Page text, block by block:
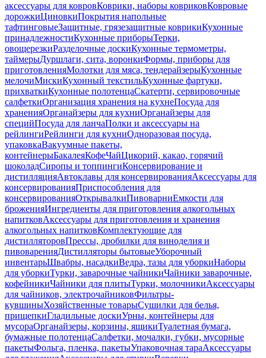
аксессуары для ковровКоврики, наборы ковриковКовровые
дорожкиЦиновкиПокрытия напольные
тафтинговыеЗащитные, грязезащитные коврикиКухонные
принадлежностиКухонные приборыТерки,
овощерезкиРазделочные доскиКухонные термометры,
таймерыДуршлаги, сита, воронкиФормы, приборы для
приготовленияМолотки для мяса, тендерайзерыКухонные
мелочиМискиКухонный текстильКухонные фартуки,
прихваткиКухонные полотенцаСкатерти, сервировочные
салфеткиОрганизация хранения на кухнеПосуда для
храненияОрганайзеры для кухниОрганайзеры для
специйПосуда для ланчаПолки и аксессуары на
рейлингиРейлинги для кухниОдноразовая посуда,
упаковкаВакуумные пакеты,
контейнерыБакалеяКофеЧайЦикорий, какао, горячий
шоколадСиропы и топпингиКонсервирование и
дистилляцияАвтоклавы для консервированияАксессуары для
консервированияПриспособления для
консервированияОткрывалкиПивоварниЕмкости для
броженияИнгредиенты для приготовления алкогольных
напитковАксессуары для приготовления и хранения
алкогольных напитковКомплектующие для
дистилляторовПрессы, дробилки для виноделия и
пивоваренияДистилляторы бытовыеУборочный
инвентарьШвабры, насадкиВедра, тазы для уборкиНаборы
для уборкиТурки, заварочные чайникиЧайники заварочные,
кофейникиЧайники для плитыТурки, молочникиАксессуары
для чайников, электрочайниковФильтры-
кувшиныХозяйственные товарыСушилки для белья,
прищепкиГладильные доскиУрны, контейнеры для
мусораОрганайзеры, корзины, ящикиТуалетная бумага,
бумажные полотенцаСалфетки, мочалки, губки, мусорные
пакетыФольга, пленка, пакетыУпаковочная тараАксессуары